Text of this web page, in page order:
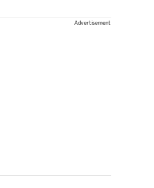
Advertisement